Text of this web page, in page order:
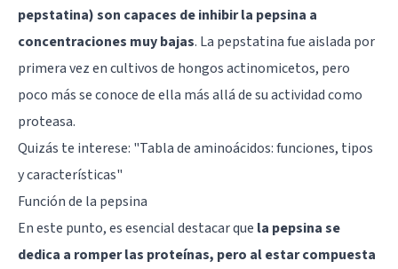
pepstatina) son capaces de inhibir la pepsina a
concentraciones muy bajas. La pepstatina fue aislada por
primera vez en cultivos de hongos actinomicetos, pero
poco más se conoce de ella más allá de su actividad como
proteasa.
Quizás te interese: "Tabla de aminoácidos: funciones, tipos
y características"
Función de la pepsina
En este punto, es esencial destacar que la pepsina se
dedica a romper las proteínas, pero al estar compuesta